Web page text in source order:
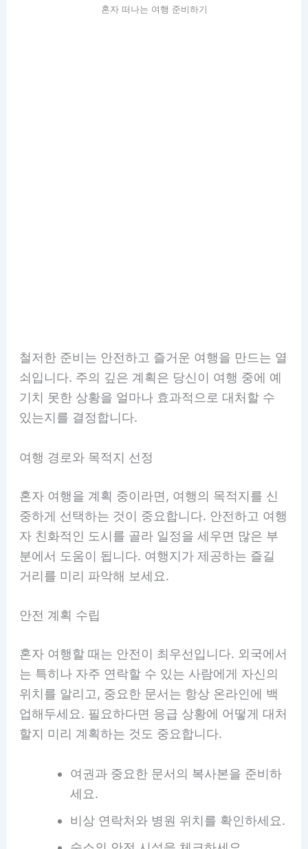
혼자 떠나는 여행 준비하기
철저한 준비는 안전하고 즐거운 여행을 만드는 열
쇠입니다. 주의 깊은 계획은 당신이 여행 중에 예
기치 못한 상황을 얼마나 효과적으로 대처할 수
있는지를 결정합니다.
여행 경로와 목적지 선정
혼자 여행을 계획 중이라면, 여행의 목적지를 신
중하게 선택하는 것이 중요합니다. 안전하고 여행
자 친화적인 도시를 골라 일정을 세우면 많은 부
분에서 도움이 됩니다. 여행지가 제공하는 즐길
거리를 미리 파악해 보세요.
안전 계획 수립
혼자 여행할 때는 안전이 최우선입니다. 외국에서
는 특히나 자주 연락할 수 있는 사람에게 자신의
위치를 알리고, 중요한 문서는 항상 온라인에 백
업해두세요. 필요하다면 응급 상황에 어떻게 대처
할지 미리 계획하는 것도 중요합니다.
여권과 중요한 문서의 복사본을 준비하
세요.
비상 연락처와 병원 위치를 확인하세요.